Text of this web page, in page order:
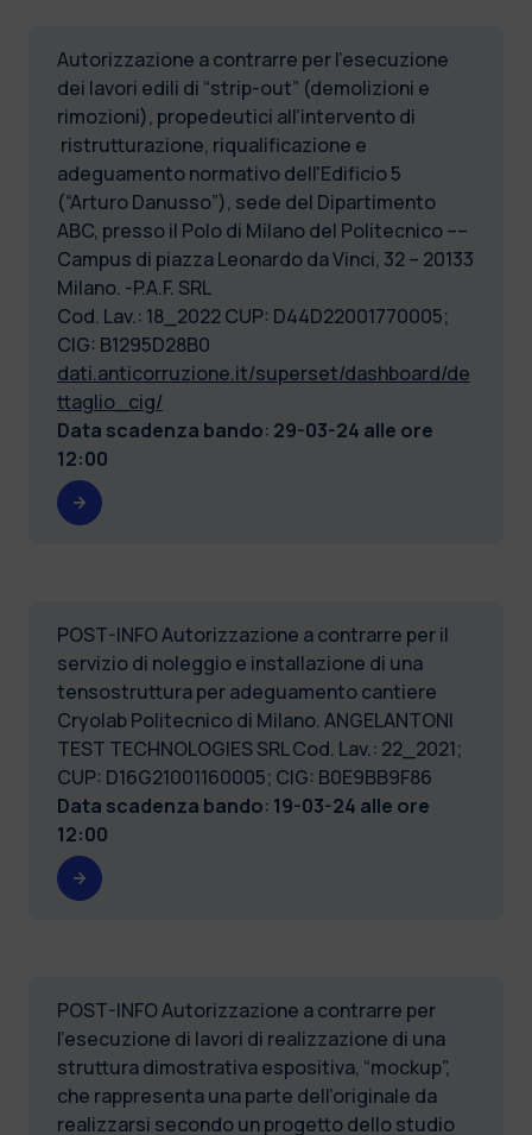
Autorizzazione a contrarre per l’esecuzione
dei lavori edili di “strip-out” (demolizioni e
rimozioni), propedeutici all’intervento di
ristrutturazione, riqualificazione e
adeguamento normativo dell'Edificio 5
(“Arturo Danusso”), sede del Dipartimento
ABC, presso il Polo di Milano del Politecnico ––
Campus di piazza Leonardo da Vinci, 32 – 20133
Milano. -P.A.F. SRL
Cod. Lav.: 18_2022 CUP: D44D22001770005;
CIG: B1295D28B0
dati.anticorruzione.it/superset/dashboard/de
ttaglio_cig/
Data scadenza bando: 29-03-24 alle ore
12:00
POST-INFO Autorizzazione a contrarre per il
servizio di noleggio e installazione di una
tensostruttura per adeguamento cantiere
Cryolab Politecnico di Milano. ANGELANTONI
TEST TECHNOLOGIES SRL Cod. Lav.: 22_2021;
CUP: D16G21001160005; CIG: B0E9BB9F86
Data scadenza bando: 19-03-24 alle ore
12:00
POST-INFO Autorizzazione a contrarre per
l’esecuzione di lavori di realizzazione di una
struttura dimostrativa espositiva, “mockup”,
che rappresenta una parte dell’originale da
realizzarsi secondo un progetto dello studio